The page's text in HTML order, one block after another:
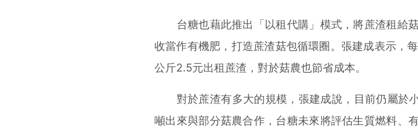
台糖也藉此推出「以租代購」模式，將蔗渣租給
收當作有機肥，打造蔗渣菇包循環圈。張建成表示，
公斤2.5元出租蔗渣，對於菇農也節省成本。
對於蔗渣有多大的規模，張建成說，目前仍屬於
噸出來與部分菇農合作，台糖未來將評估生質燃料、